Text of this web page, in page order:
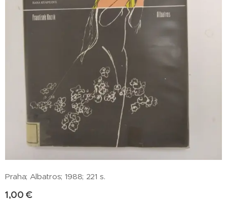
Praha; Albatros; 1988; 221 s.
1,00 €